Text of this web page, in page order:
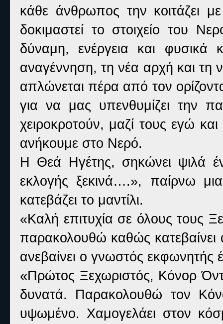
κάθε άνθρωπος την κοιτάζει
δοκιμαστεί το στοιχείο του
δύναμη, ενέργεια και φυσικά
αναγέννηση, τη νέα αρχή και τη
απλώνεται πέρα από τον
για να μας υπενθυμίζει την
χειροκροτούν, μαζί τους εγώ
ανήκουμε στο Νερό.
Η Θεά Ηγέτης, σηκώνει ψιλά
εκλογής ξεκινά….», παίρνω
κατεβάζει το μαντίλι.
«Καλή επιτυχία σε όλους τους
παρακολουθώ καθώς κατεβαίνει
ανεβαίνει ο γνωστός εκφωνητής
«Πρώτος Ξεχωριστός, Κόνορ
δυνατά. Παρακολουθώ τον
υψωμένο. Χαμογελάει στον